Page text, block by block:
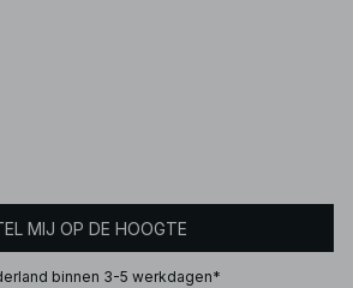
MIJ OP DE HOOGTE
binnen 3-5 werkdagen*